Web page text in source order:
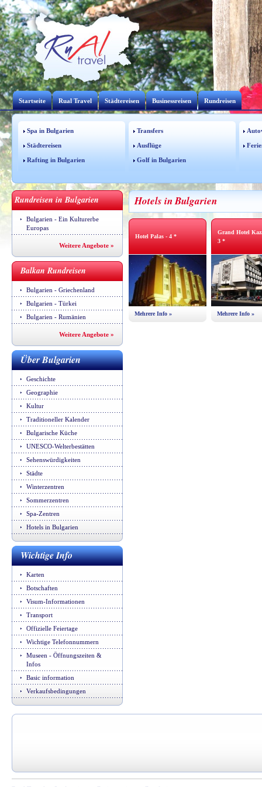
Startseite Rual Travel Städtereisen Businessreisen Rundreisen
Spa in Bulgarien Transfers
Städtereisen Ausflüge
Rafting in Bulgarien Golf in Bulgarien
Rundreisen in Bulgarien
Bulgarien - Ein Kulturerbe
Europas
Weitere Angebote »
Balkan Rundreisen
Bulgarien - Griechenland
Bulgarien - Türkei
Bulgarien - Rumänien
Weitere Angebote »
Über Bulgarien
Geschichte
Geographie
Kultur
Traditioneller Kalender
Bulgarische Küche
UNESCO-Welterbestätten
Sehenswürdigkeiten
Städte
Winterzentren
Sommerzentren
Spa-Zentren
Hotels in Bulgarien
Wichtige Info
Karten
Botschaften
Visum-Informationen
Transport
Offizielle Feiertage
Wichtige Telefonnummern
Museen - Öffnungszeiten &
Infos
Basic information
Verkaufsbedingungen
Hotels in Bulgarien
Hotel Palas - 4 *
Mehrere Info »
Grand Hotel
3 *
Mehrere Info »